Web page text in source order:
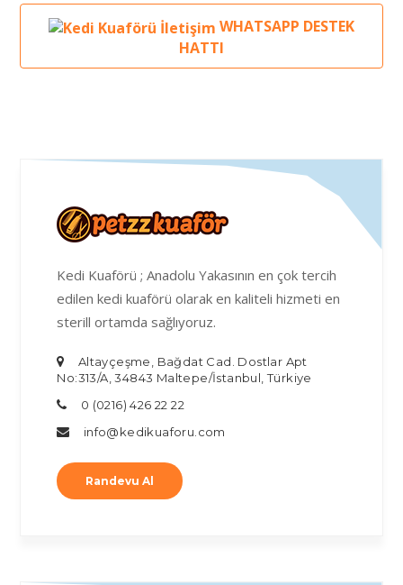
WHATSAPP DESTEK
HATTI
Kedi Kuaförü ; Anadolu Yakasının en çok tercih
edilen kedi kuaförü olarak en kaliteli hizmeti en
sterill ortamda sağlıyoruz.
Altayçeşme, Bağdat Cad. Dostlar Apt
No:313/A, 34843 Maltepe/İstanbul, Türkiye
0 (0216) 426 22 22
info@kedikuaforu.com
Randevu Al